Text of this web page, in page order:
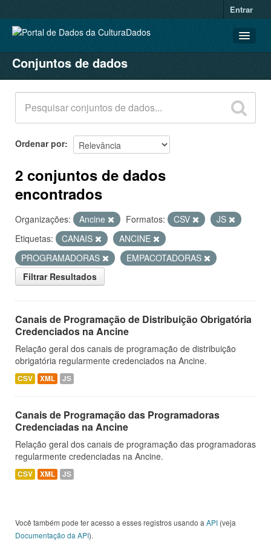
Entrar
CONJUNTOS DE DADOS
ORGANIZAÇÕES
GRUPOS
SOBRE
Conjuntos de dados
Ordenar por
2 conjuntos de dados
encontrados
Organizações: Ancine Formatos: CSV
JS
Etiquetas:
CANAIS
ANCINE
PROGRAMADORAS
EMPACOTADORAS
Filtrar Resultados
Canais de Programação de Distribuição Obrigatória
Credenciados na Ancine
Relação geral dos canais de programação de distribuição
obrigatória regularmente credenciados na Ancine.
CSV XML JS
Canais de Programação das Programadoras
Credenciadas na Ancine
Relação geral dos canais de programação das programadoras
regularmente credenciadas na Ancine.
CSV XML JS
Você também pode ter acesso a esses registros usando a API (veja
Documentação da API).